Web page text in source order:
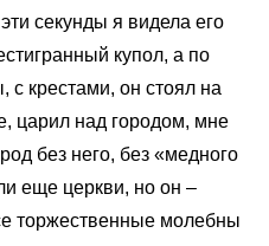
секунды я видела его
купол, а по
с крестами, он стоял на
царил над городом, мне
без него, без «медного
еще церкви, но он –
торжественные молебны